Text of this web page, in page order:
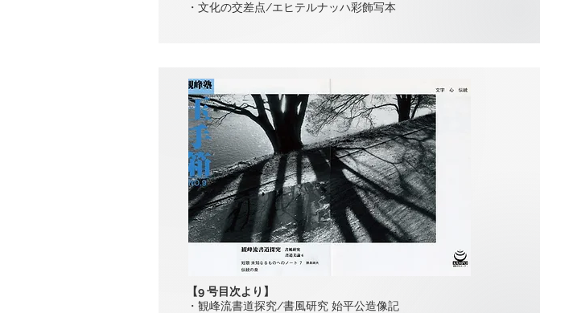
・文化の交差点/エヒテルナッハ彩飾写本
【9 号目次より】
・観峰流書道探究/書風研究 始平公造像記